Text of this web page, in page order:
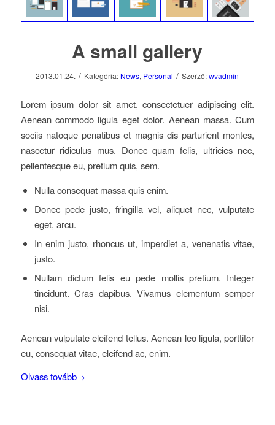
A small gallery
2013.01.24. / Kategória: News, Personal / Szerző:wvadmin
Lorem ipsum dolor sit amet, consectetuer adipiscing elit.
Aenean commodo ligula eget dolor. Aenean massa. Cum
sociis natoque penatibus et magnis dis parturient montes,
nascetur ridiculus mus. Donec quam felis, ultricies nec,
pellentesque eu, pretium quis, sem.
Nulla consequat massa quis enim.
Donec pede justo, fringilla vel, aliquet nec, vulputate
eget, arcu.
In enim justo, rhoncus ut, imperdiet a, venenatis vitae,
justo.
Nullam dictum felis eu pede mollis pretium. Integer
tincidunt. Cras dapibus. Vivamus elementum semper
nisi.
Aenean vulputate eleifend tellus. Aenean leo ligula, porttitor
eu, consequat vitae, eleifend ac, enim.
Olvass tovább